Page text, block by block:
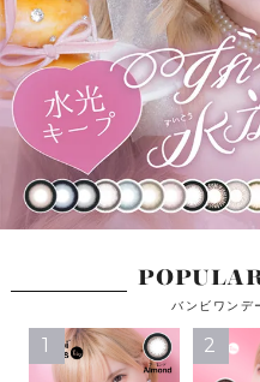
バンビワンデ
1 2